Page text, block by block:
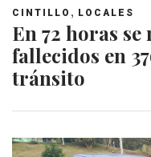
CINTILLO , LOCALES
En 72 horas
fallecidos en
tránsito